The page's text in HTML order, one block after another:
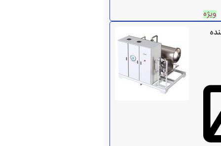
ویژه